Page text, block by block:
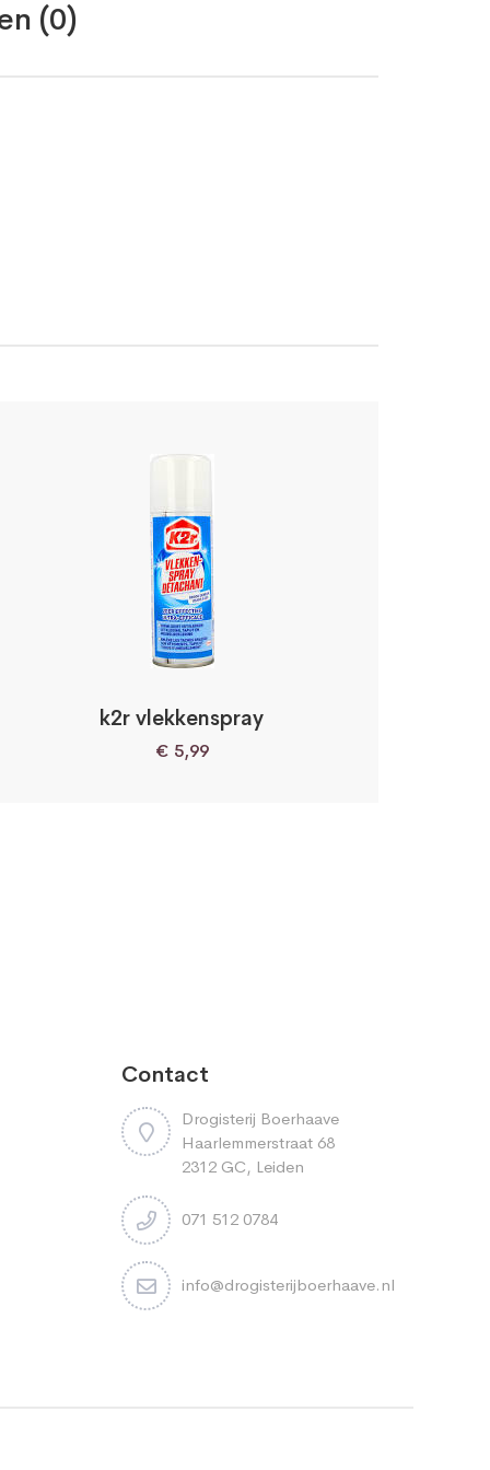
(0)
k2r vlekkenspray
€ 5,99
Contact
Drogisterij Boerhaave
Haarlemmerstraat 68
2312 GC, Leiden
071 512 0784
info@drogisterijboerhaave.nl